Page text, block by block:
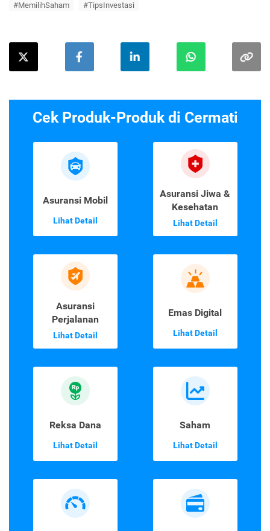
#MemilihSaham #TipsInvestasi
Cek Produk-Produk di Cermati
Asuransi Mobil
Lihat Detail
Asuransi Jiwa &
Kesehatan
Lihat Detail
Asuransi
Perjalanan
Lihat Detail
Emas Digital
Lihat Detail
Reksa Dana
Lihat Detail
Saham
Lihat Detail